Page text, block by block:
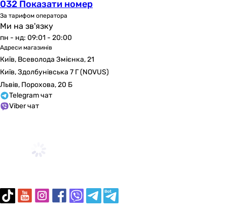
032 Показати номер
За тарифом оператора
Ми на зв'язку
пн - нд: 09:01 - 20:00
Адреси магазинів
Київ, Всеволода Змієнка, 21
Київ, Здолбунівська 7 Г (NOVUS)
Львів, Порохова, 20 Б
Telegram чат
Viber чат